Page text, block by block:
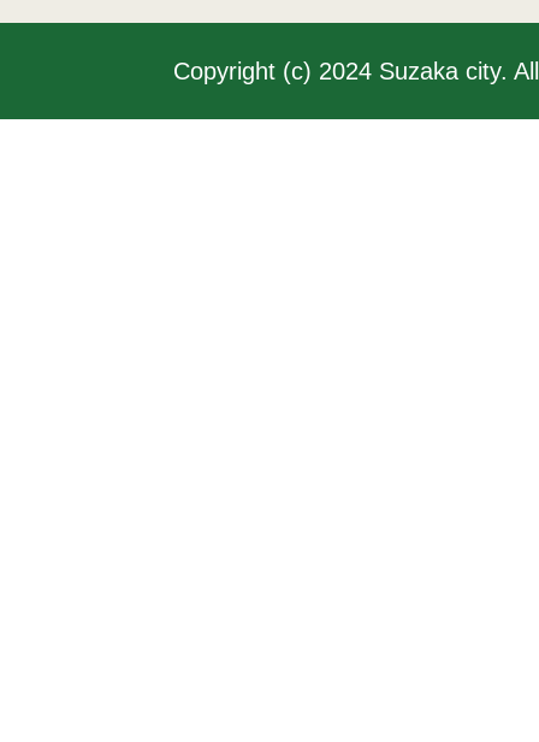
Copyright (c) 2024 Suzaka city.